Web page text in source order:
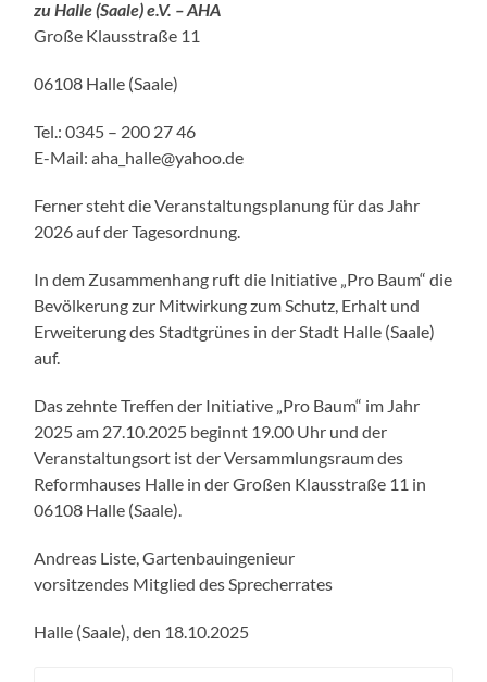
zu Halle (Saale) e.V. – AHA
Große Klausstraße 11
06108 Halle (Saale)
Tel.: 0345 – 200 27 46
E-Mail: aha_halle@yahoo.de
Ferner steht die Veranstaltungsplanung für das Jahr
2026 auf der Tagesordnung.
In dem Zusammenhang ruft die Initiative „Pro Baum“ die
Bevölkerung zur Mitwirkung zum Schutz, Erhalt und
Erweiterung des Stadtgrünes in der Stadt Halle (Saale)
auf.
Das zehnte Treffen der Initiative „Pro Baum“ im Jahr
2025 am 27.10.2025 beginnt 19.00 Uhr und der
Veranstaltungsort ist der Versammlungsraum des
Reformhauses Halle in der Großen Klausstraße 11 in
06108 Halle (Saale).
Andreas Liste, Gartenbauingenieur
vorsitzendes Mitglied des Sprecherrates
Halle (Saale), den 18.10.2025